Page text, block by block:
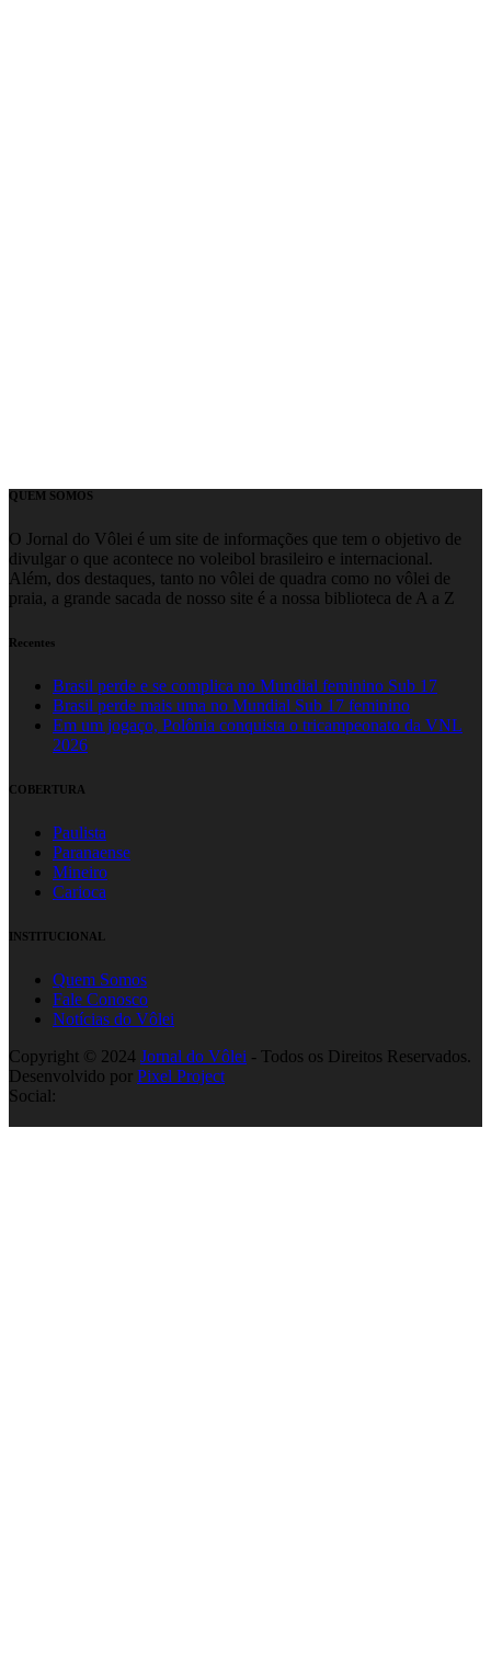
QUEM SOMOS
O Jornal do Vôlei é um site de informações que tem o objetivo de
divulgar o que acontece no voleibol brasileiro e internacional.
Além, dos destaques, tanto no vôlei de quadra como no vôlei de
praia, a grande sacada de nosso site é a nossa biblioteca de A a Z
Recentes
Brasil perde e se complica no Mundial feminino Sub 17
Brasil perde mais uma no Mundial Sub 17 feminino
Em um jogaço, Polônia conquista o tricampeonato da VNL
2026
COBERTURA
Paulista
Paranaense
Mineiro
Carioca
INSTITUCIONAL
Quem Somos
Fale Conosco
Notícias do Vôlei
Copyright © 2024 Jornal do Vôlei - Todos os Direitos Reservados.
Desenvolvido por Pixel Project
Social: